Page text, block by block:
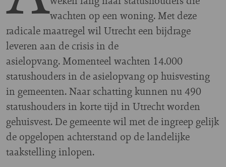
wachten op een woning. Met deze
radicale maatregel wil Utrecht een bijdrage
leveren aan de crisis in de
asielopvang. Momenteel wachten 14.000
statushouders in de asielopvang op huisvesting
in gemeenten. Naar schatting kunnen nu 490
statushouders in korte tijd in Utrecht worden
gehuisvest. De gemeente wil met de ingreep gelijk
de opgelopen achterstand op de landelijke
taakstelling inlopen.